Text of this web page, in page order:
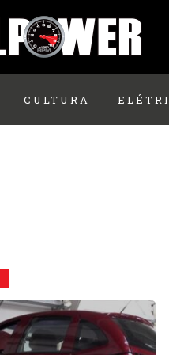
CULTURA